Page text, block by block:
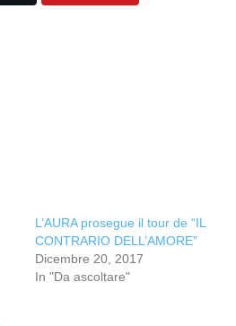
L’AURA prosegue il tour de “IL
CONTRARIO DELL’AMORE”
Dicembre 20, 2017
In "Da ascoltare"